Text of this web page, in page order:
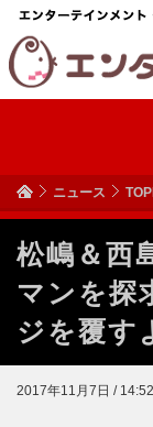
ニュース
松嶋＆西
マンを
ジを覆す
2017年11月7日 / 14:52